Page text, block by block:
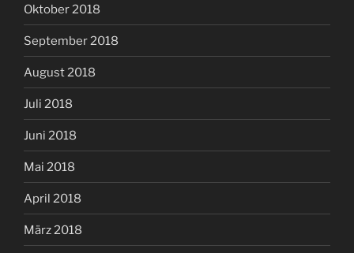
Oktober 2018
September 2018
August 2018
Juli 2018
Juni 2018
Mai 2018
April 2018
März 2018